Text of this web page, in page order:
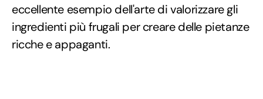
eccellente esempio dell'arte di valorizzare gli
ingredienti più frugali per creare delle pietanze
ricche e appaganti.